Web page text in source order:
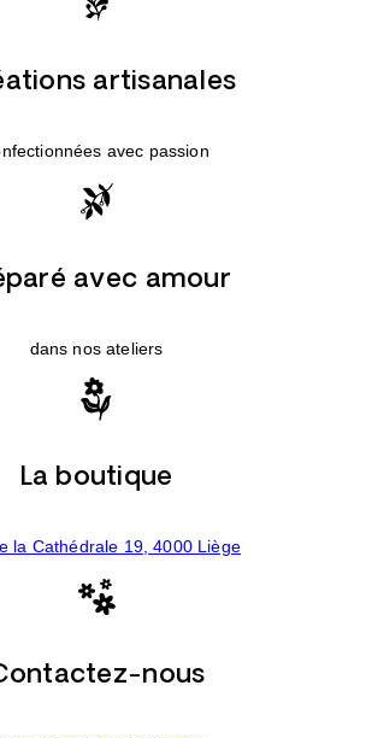
artisanales
avec passion
avec amour
dans nos ateliers
La boutique
la Cathédrale 19, 4000 Liège
nous